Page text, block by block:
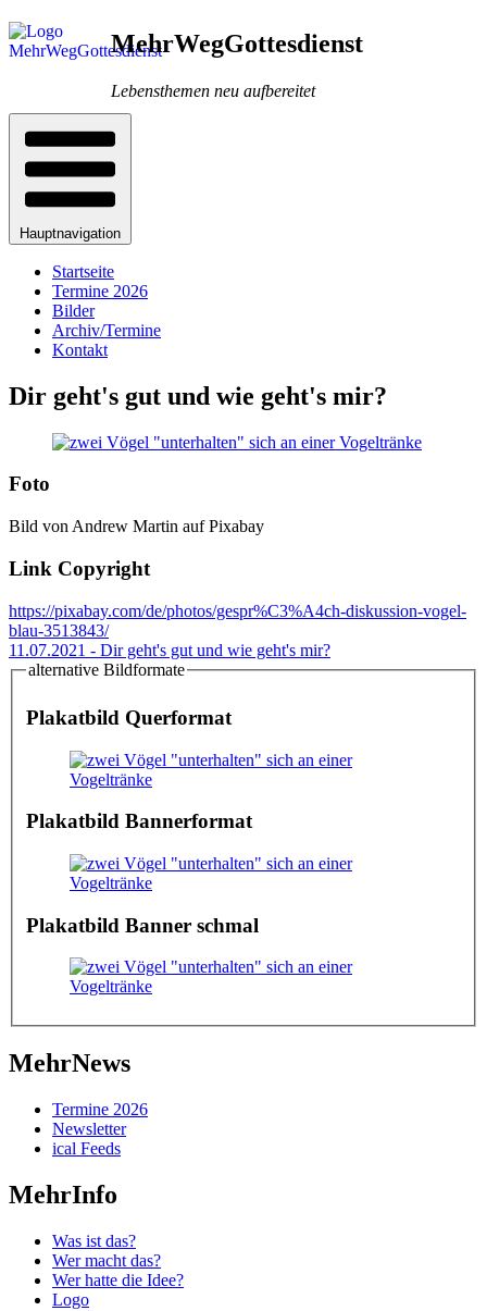
Direkt
zum
MehrWegGottesdienst
Lebensthemen neu aufbereitet
Hauptnavigation
Startseite
Termine 2026
Bilder
Archiv/Termine
Kontakt
Pfadnavigation
Dir geht's gut und wie geht's mir?
Foto
Bild von Andrew Martin auf Pixabay
Link Copyright
https://pixabay.com/de/photos/gespr%C3%A4ch-diskussion-vogel-
blau-3513843/
11.07.2021 - Dir geht's gut und wie geht's mir?
alternative Bildformate
Plakatbild Querformat
Plakatbild Bannerformat
Plakatbild Banner schmal
MehrNews
Termine 2026
Newsletter
ical Feeds
MehrInfo
Was ist das?
Wer macht das?
Wer hatte die Idee?
Logo